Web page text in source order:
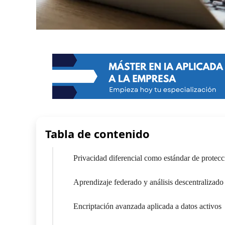
Tabla de contenido
Privacidad diferencial como estándar de
Aprendizaje federado y análisis descentralizado
Encriptación avanzada aplicada a datos activos